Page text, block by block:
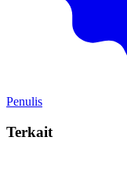
Penulis
Terkait